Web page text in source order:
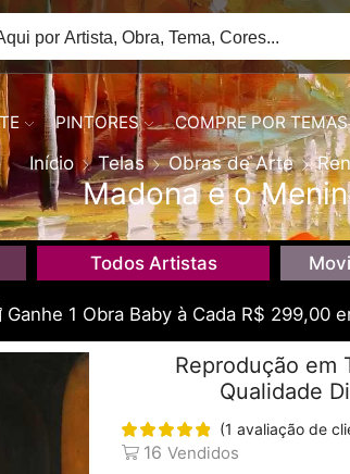
PINTORES COMPRE POR TEMAS
Início Telas Obras de Arte
Madona e o
Todos Artistas
Ganhe 1 Obra Baby à Cada R$ 299,00
Reprodução em
Qualidade
(1 avaliação de
16 Vendidos